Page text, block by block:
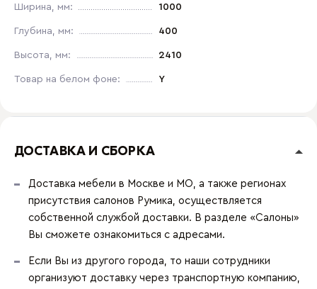
Ширина, мм: 1000
Глубина, мм: 400
Высота, мм: 2410
Товар на белом фоне: Y
ДОСТАВКА И СБОРКА
Доставка мебели в Москве и МО, а также регионах
присутствия салонов Румика, осуществляется
собственной службой доставки. В разделе «Салоны»
Вы сможете ознакомиться с адресами.
Если Вы из другого города, то наши сотрудники
организуют доставку через транспортную компанию,